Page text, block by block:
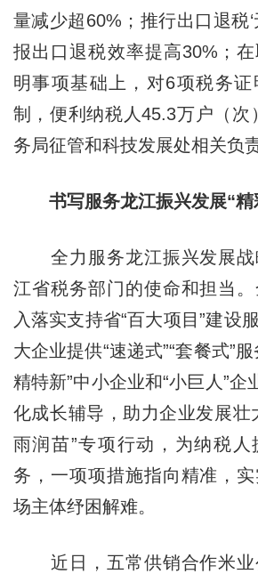
量减少超60%；推行出口退税‘
报出口退税效率提高30%；
明事项基础上，对6项税务
制，便利纳税人45.3万户（次
务局征管和科技发展处相关负
书写服务龙江振兴发展“精
全力服务龙江振兴发展战
江省税务部门的使命和担当
入落实支持省“百大项目”建设
大企业提供“速递式”“套餐式”
精特新”中小企业和“小巨人”企
化成长辅导，助力企业发展壮
雨润苗”专项行动，为纳税人
务，一项项措施指向精准，
场主体纾困解难。
近日，五常供销合作米业